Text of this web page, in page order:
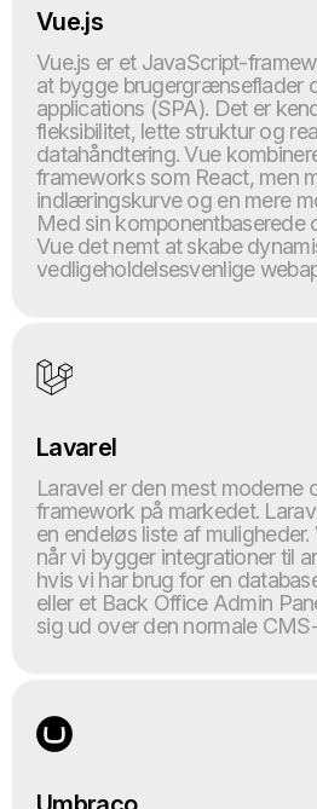
Vue.js
Vue.js er et JavaScript-
at bygge brugergrænseflader
applications (SPA). Det er
fleksibilitet, lette struktur og
datahåndtering. Vue
frameworks som React, men
indlæringskurve og en mere
Med sin komponentbaserede
Vue det nemt at skabe
vedligeholdelsesvenlige
Lavarel
Laravel er den mest moderne
framework på markedet.
en endeløs liste af
når vi bygger integrationer til
hvis vi har brug for en
eller et Back Office Admin
sig ud over den normale